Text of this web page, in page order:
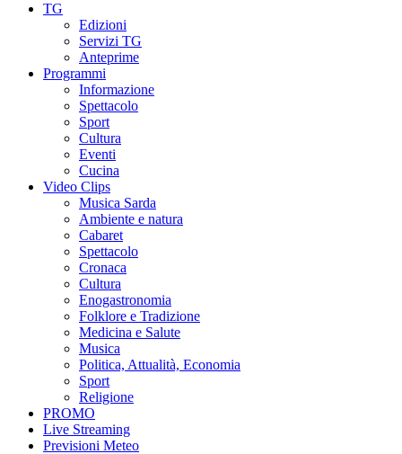
TG
Edizioni
Servizi TG
Anteprime
Programmi
Informazione
Spettacolo
Sport
Cultura
Eventi
Cucina
Video Clips
Musica Sarda
Ambiente e natura
Cabaret
Spettacolo
Cronaca
Cultura
Enogastronomia
Folklore e Tradizione
Medicina e Salute
Musica
Politica, Attualità, Economia
Sport
Religione
PROMO
Live Streaming
Previsioni Meteo